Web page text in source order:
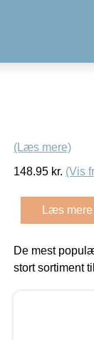
(Læs mere)
148.95 kr. (Vis
Læs
De mest
stort sortiment